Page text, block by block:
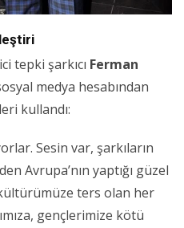
tepki şarkıcı Ferman
medya hesabından
kullandı:
Sesin var, şarkıların
Avrupa’nın yaptığı güzel
ters olan her
gençlerimize kötü